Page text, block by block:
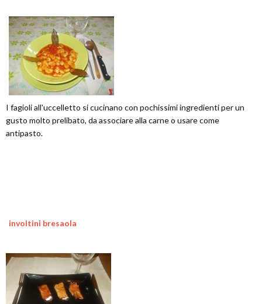
I fagioli all'uccelletto si cucinano con pochissimi ingredienti per un
gusto molto prelibato, da associare alla carne o usare come
antipasto.
involtini bresaola